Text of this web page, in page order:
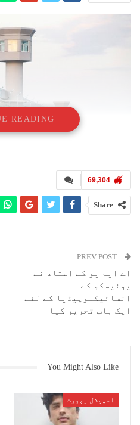
اس ویڈیو کے منظر عام پر آنے کے بعد
سنکیانگ میں ایغور مسلم اقلیت
خطرے میں ہے۔
یہ یوٹیوب ویڈیو تقریباﹰ بیس منٹ
میں ایغور آبادی کے خود مختار علاقے
حراستی کیمپوں کی نشاندہی کی گئی ہے۔
اس دوران یہ ویڈیو بنائی، جو بعد
بزفیڈ نیوز کے لیے سیٹلائٹ تصاویر
کے نقشے تیار کرنے والی ایلیسن کِلنگ
تصدیق کرتی ہے، جن کے بارے میں بہت
READING
69,304
Share
اے ایم یو کے استاد نے
یونیسکو کے
انسائیکلوپیڈیا کے لئے
ایک باب تحریر کیا
You Might Also Like
اسپیشل رپورٹ